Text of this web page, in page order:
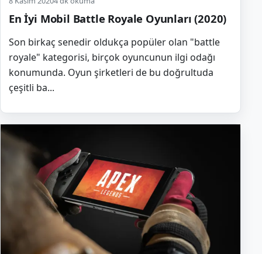
En İyi Mobil Battle Royale Oyunları (2020)
Son birkaç senedir oldukça popüler olan "battle
royale" kategorisi, birçok oyuncunun ilgi odağı
konumunda. Oyun şirketleri de bu doğrultuda
çeşitli ba...